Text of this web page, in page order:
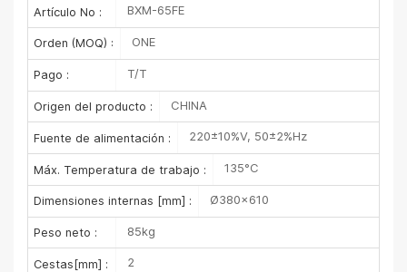
Artículo No : BXM-65FE
Orden (MOQ) : ONE
Pago : T/T
Origen del producto : CHINA
Fuente de alimentación : 220±10%V, 50±2%Hz
Máx. Temperatura de trabajo : 135°C
Dimensiones internas [mm] : Ø380×610
Peso neto : 85kg
Cestas[mm] : 2